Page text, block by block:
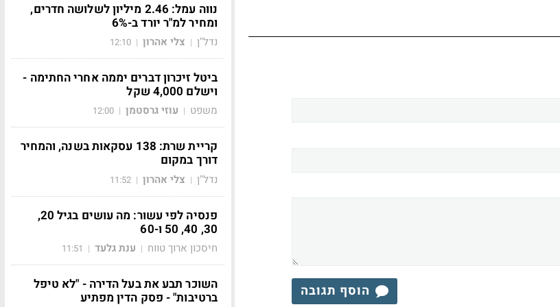
הוסף תגובה
נווה עמל: 2.46 מיליון לשלושה חדרים,
ומחיר למ"ר יורד ב-6%
נדל"ן | צלי אהרון |
12:10
ביטל זיכרון דברים יממה אחרי החתימה -
וישלם 4,000 שקל
משפט | עוזי גרסטמן |
12:00
קריית שרת: 138 עסקאות בשנה, והמחיר
דורך במקום
נדל"ן | צלי אהרון |
11:52
פנסיה לפי עשור: מה עושים בגיל 20,
30, 40, 50 ו-60
חיסכון ארוך טווח | ענת גלעד |
11:51
השוכר תבע את בעל הדירה - "לא טיפל
ברטיבות" - פסק הדין מפתיע